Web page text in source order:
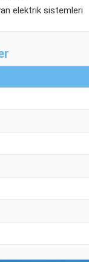
elektrik sistemleri